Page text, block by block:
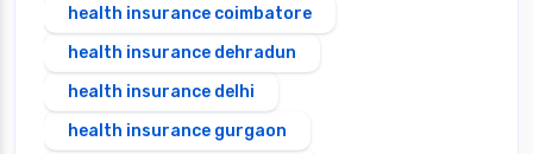
health insurance coimbatore
health insurance dehradun
health insurance delhi
health insurance gurgaon